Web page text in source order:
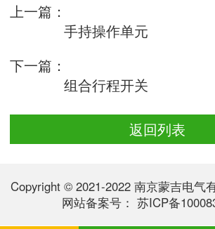
上一篇：
手持操作单元
下一篇：
组合行程开关
返回列表
Copyright © 2021-2022 南京蒙吉电气
网站备案号： 苏ICP备